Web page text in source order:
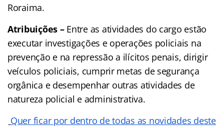
Roraima.
Atribuições –Entre as atividades do cargo estão
executar investigações e operações policiais na
prevenção e na repressão a ilícitos penais, dirigir
veículos policiais, cumprir metas de segurança
orgânica e desempenhar outras atividades de
natureza policial e administrativa.
Quer ficar por dentro de todas as novidades deste